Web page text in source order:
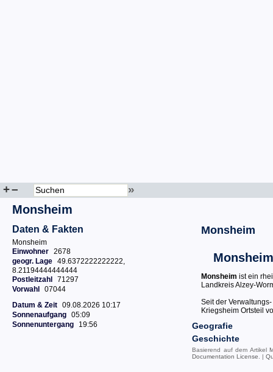
+– »
Monsheim
Daten & Fakten
Monsheim
Einwohner 2678
geogr. Lage 49.6372222222222,
8.21194444444444
Postleitzahl
71297
Vorwahl
07044
Datum & Zeit 09.08.2026 10:17
Sonnenaufgang 05:09
Sonnenuntergang
19:56
Monsheim
Monsheim
Monsheim ist ein
Landkreis Alzey-
Seit der
Kriegsheim Ortsteil
Geografie
Geschichte
Basierend auf dem Artikel
Documentation License . |